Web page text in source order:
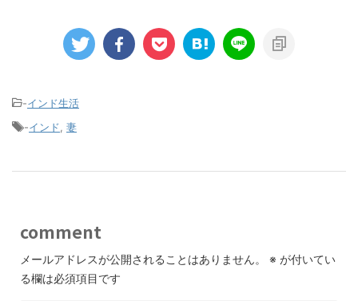
-インド生活
-インド 妻
comment
メールアドレスが公開されることはありません。 ※ が付いてい
る欄は必須項目です